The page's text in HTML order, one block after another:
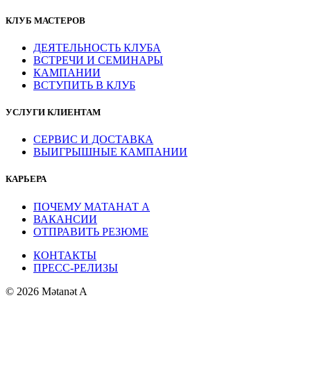
КЛУБ МАСТЕРОВ
ДЕЯТЕЛЬНОСТЬ КЛУБА
ВСТРЕЧИ И СЕМИНАРЫ
КАМПАНИИ
ВСТУПИТЬ В КЛУБ
УСЛУГИ КЛИЕНТАМ
СЕРВИС И ДОСТАВКА
ВЫИГРЫШНЫЕ КАМПАНИИ
КАРЬЕРА
ПОЧЕМУ МАТАНАТ A
ВАКАНСИИ
ОТПРАВИТЬ РЕЗЮМЕ
КОНТАКТЫ
ПРЕСС-РЕЛИЗЫ
© 2026 Mətanət A